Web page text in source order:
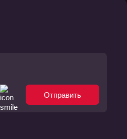
Отправить